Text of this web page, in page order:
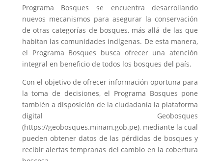
Programa Bosques se encuentra desarrollando
nuevos mecanismos para asegurar la conservación
de otras categorías de bosques, más allá de las que
habitan las comunidades indígenas. De esta manera,
el Programa Bosques busca ofrecer una atención
integral en beneficio de todos los bosques del país.
Con el objetivo de ofrecer información oportuna para
la toma de decisiones, el Programa Bosques pone
también a disposición de la ciudadanía la plataforma
digital Geobosques
(https://geobosques.minam.gob.pe), mediante la cual
pueden obtener datos de las pérdidas de bosques y
recibir alertas tempranas del cambio en la cobertura